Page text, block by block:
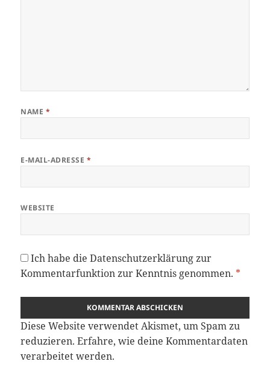
NAME *
E-MAIL-ADRESSE *
WEBSITE
Ich habe dieDatenschutzerklärungzur
Kommentarfunktion zur Kenntnis genommen. *
Diese Website verwendet Akismet, um Spam zu
reduzieren.Erfahre, wie deine Kommentardaten
verarbeitet werden.